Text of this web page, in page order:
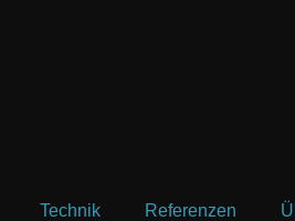
Technik Referenzen